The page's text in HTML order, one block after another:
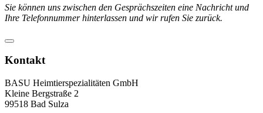
Sie können uns zwischen den Gesprächszeiten eine Nachricht und
Ihre Telefonnummer hinterlassen und wir rufen Sie zurück.
Kontakt
BASU Heimtierspezialitäten GmbH
Kleine Bergstraße 2
99518 Bad Sulza